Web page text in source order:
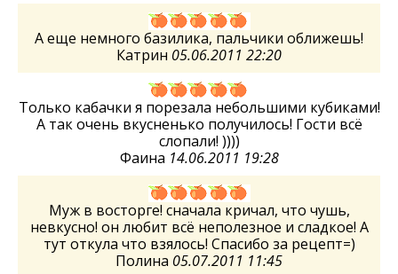
А еще немного базилика, пальчики оближешь!
Катрин 05.06.2011 22:20
Только кабачки я порезала небольшими кубиками!
А так очень вкусненько получилось! Гости всё
слопали! ))))
Фаина 14.06.2011 19:28
Муж в восторге! сначала кричал, что чушь,
невкусно! он любит всё неполезное и сладкое! А
тут откула что взялось! Спасибо за рецепт=)
Полина 05.07.2011 11:45